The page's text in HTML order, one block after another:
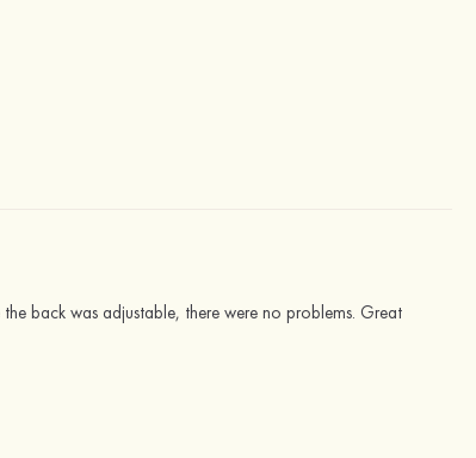
back was adjustable, there were no problems. Great